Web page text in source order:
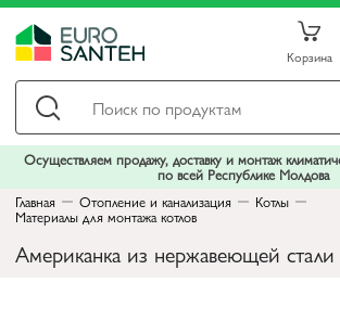
Корзина
Осуществляем продажу, доставку и монтаж
по всей Республике Молдова
Главная
Отопление и канализация Котлы
Материалы для монтажа котлов
Американка из нержавеющей